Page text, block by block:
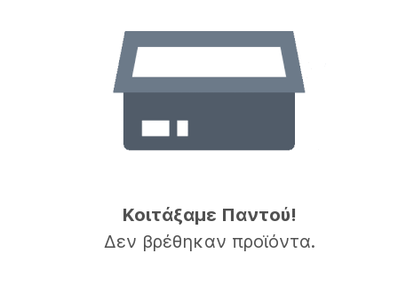
Κοιτάξαμε Παντού!
Δεν βρέθηκαν προϊόντα.